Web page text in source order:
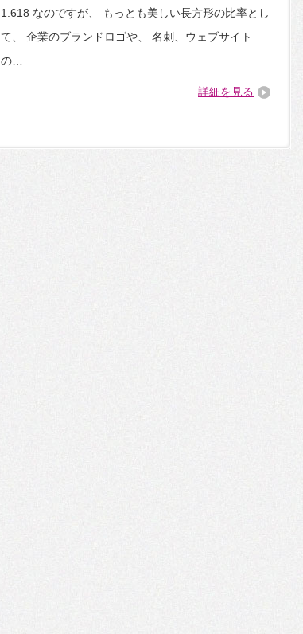
1.618 なのですが、 もっとも美しい長方形の比率とし
て、 企業のブランドロゴや、 名刺、ウェブサイト
の…
詳細を見る